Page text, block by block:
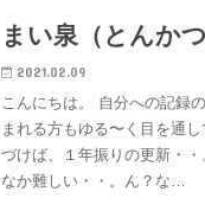
まい泉（とんか
2021.02.09
こんにちは。 自分への記録
まれる方もゆる〜く目を通
づけば、１年振りの更新・
なか難しい・・。ん？な…